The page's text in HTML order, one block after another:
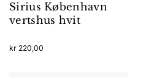
Sirius København
vertshus hvit
kr 220,00